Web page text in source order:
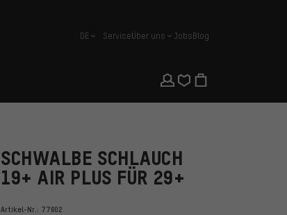
Deutsch
DE ServiceÜber uns JobsBlog
SCHWALBE SCHLAUCH
19+ AIR PLUS FÜR 29+
Artikel-Nr.: 77602